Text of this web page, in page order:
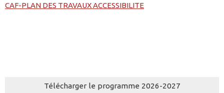
CAF-PLAN DES TRAVAUX ACCESSIBILITE
Télécharger le programme 2026-2027